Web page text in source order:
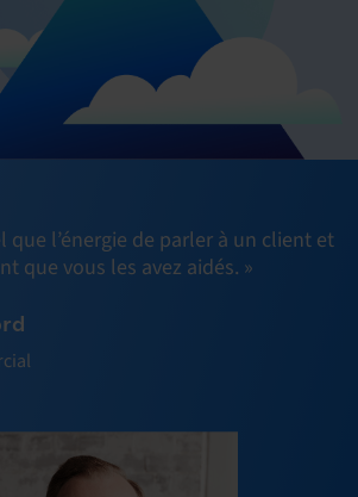
que l’énergie de parler à un client et
que vous les avez aidés. »